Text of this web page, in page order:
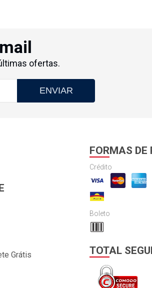
ofertas.
ENVIAR
Grátis
FORMAS DE
Crédito
Boleto
TOTAL